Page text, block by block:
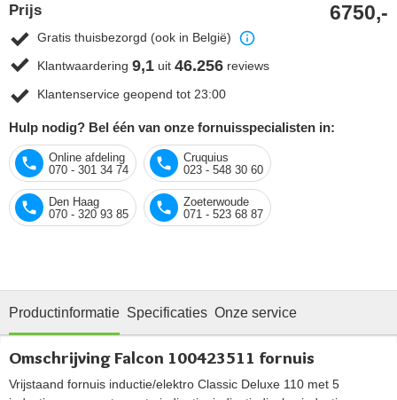
Prijs 6750,-
Gratis thuisbezorgd (ook in België)
Klantwaardering 9,1 uit 46.256 reviews
Klantenservice geopend tot 23:00
Hulp nodig? Bel één van onze fornuisspecialisten in:
Online afdeling
070 - 301 34 74
Cruquius
023 - 548 30 60
Den Haag
070 - 320 93 85
Zoeterwoude
071 - 523 68 87
Productinformatie Specificaties Onze service
Omschrijving Falcon 100423511 fornuis
Vrijstaand fornuis inductie/elektro Classic Deluxe 110 met 5